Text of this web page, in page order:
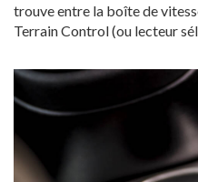
trouve entre la boîte de
Terrain Control (ou lecteur